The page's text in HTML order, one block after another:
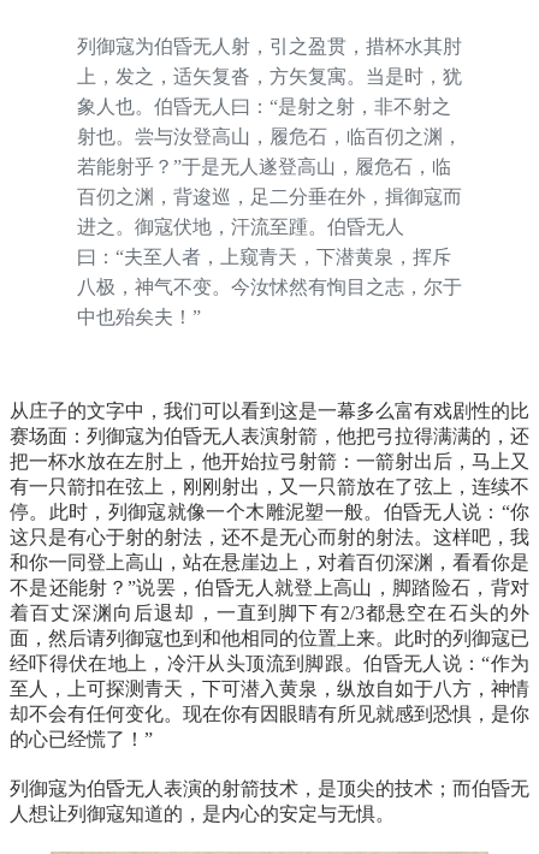
列御寇为伯昏无人射，引之盈贯，措杯水其肘
上，发之，适矢复沓，方矢复寓。当是时，犹
象人也。伯昏无人曰：“是射之射，非不射之
射也。尝与汝登高山，履危石，临百仞之渊，
若能射乎？”于是无人遂登高山，履危石，临
百仞之渊，背逡巡，足二分垂在外，揖御寇而
进之。御寇伏地，汗流至踵。伯昏无人
曰：“夫至人者，上窥青天，下潜黄泉，挥斥
八极，神气不变。今汝怵然有恂目之志，尔于
中也殆矣夫！”
从庄子的文字中，我们可以看到这是一幕多么富有戏剧性的比
赛场面：列御寇为伯昏无人表演射箭，他把弓拉得满满的，还
把一杯水放在左肘上，他开始拉弓射箭：一箭射出后，马上又
有一只箭扣在弦上，刚刚射出，又一只箭放在了弦上，连续不
停。此时，列御寇就像一个木雕泥塑一般。伯昏无人说：“你
这只是有心于射的射法，还不是无心而射的射法。这样吧，我
和你一同登上高山，站在悬崖边上，对着百仞深渊，看看你是
不是还能射？”说罢，伯昏无人就登上高山，脚踏险石，背对
着百丈深渊向后退却，一直到脚下有2/3都悬空在石头的外
面，然后请列御寇也到和他相同的位置上来。此时的列御寇已
经吓得伏在地上，冷汗从头顶流到脚跟。伯昏无人说：“作为
至人，上可探测青天，下可潜入黄泉，纵放自如于八方，神情
却不会有任何变化。现在你有因眼睛有所见就感到恐惧，是你
的心已经慌了！”
列御寇为伯昏无人表演的射箭技术，是顶尖的技术；而伯昏无
人想让列御寇知道的，是内心的安定与无惧。